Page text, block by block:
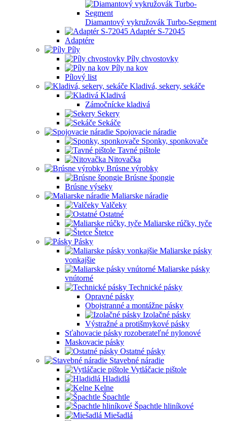
Diamantový vykružovák Turbo-Segment
Adaptér S-72045
Adaptére
Píly
Píly chvostovky
Píly na kov
Pílový list
Kladivá, sekery, sekáče
Kladivá
Zámočnícke kladivá
Sekery
Sekáče
Spojovacie náradie
Sponky, sponkovače
Tavné pištole
Nitovačka
Brúsne výrobky
Brúsne špongie
Brúsne výseky
Maliarske náradie
Valčeky
Ostatné
Maliarske rúčky, tyče
Štetce
Pásky
Maliarske pásky
vonkajšie
Maliarske pásky
vnútorné
Technické pásky
Opravné pásky
Obojstranné a montážne pásky
Izolačné pásky
Výstražné a protišmykové pásky
Sťahovacie pásky rozoberateľné nylonové
Maskovacie pásky
Ostatné pásky
Stavebné náradie
Vytláčacie pištole
Hladidlá
Kelne
Špachtle
Špachtle hliníkové
Miešadlá